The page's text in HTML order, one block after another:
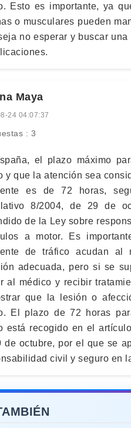
Esto es importante, ya
o musculares pueden
no esperar y buscar
Maya
24 04:07:37
: 3
el plazo máximo
y que la atención sea
es de 72 horas,
8/2004, de 29 de
de la Ley sobre
a motor. Es
de tráfico acudan
adecuada, pero si se
al médico y recibir
que la lesión o
El plazo de 72 horas
está recogido en el
de octubre, por el que se
civil y seguro en